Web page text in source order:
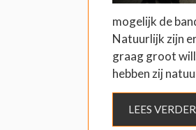
mogelijk de
Natuurlijk zijn
graag groot
hebben zij
LEES VERDER